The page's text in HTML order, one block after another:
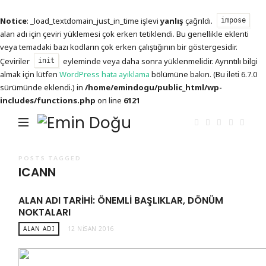
Notice: _load_textdomain_just_in_time işleviyanlış çağrıldı. impose
alan adı için çeviri yüklemesi çok erken tetiklendi. Bu genellikle eklenti
veya temadaki bazı kodların çok erken çalıştığının bir göstergesidir.
Çeviriler
init
eyleminde veya daha sonra yüklenmelidir. Ayrıntılı bilgi
almak için lütfen WordPress hata ayıklama bölümüne bakın. (Bu ileti 6.7.0
sürümünde eklendi.) in /home/emindogu/public_html/wp-
includes/functions.php on line 6121
POSTS TAGGED
ICANN
ALAN ADI TARIHI: ÖNEMLI BAŞLIKLAR, DÖNÜM
NOKTALARI
ALAN ADI 12 NISAN 2016